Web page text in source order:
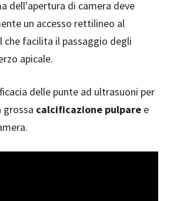
dell'apertura di camera deve
un accesso rettilineo al
facilita il passaggio degli
apicale.
delle punte ad ultrasuoni per
grossa calcificazione pulpare e